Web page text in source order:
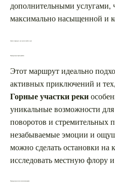
дополнительными услугами,
максимально насыщенной и
Лучшие маршруты для путешествий по реке
Маршрут через горные районы
Этот маршрут идеально
активных приключений и
Горные участки реки
уникальные возможности
поворотов и стремительных
незабываемые эмоции и
можно сделать остановки на
исследовать местную флору
Маршрут через лесные зоны и заповедники